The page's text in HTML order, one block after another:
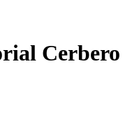
Cerbero